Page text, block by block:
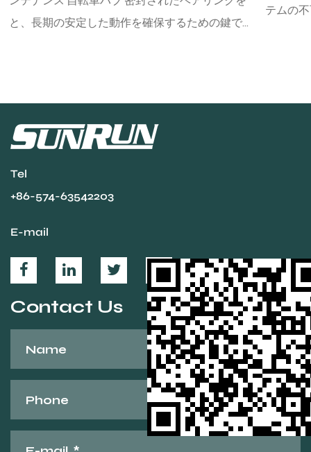
テムの不可欠な部分です。それは、チェーンをフロント
ィレイラーから後輪に移すという重い責任を負うだけで
ク、...
Tel
+86-574-63542203
E-mail
Contact Us